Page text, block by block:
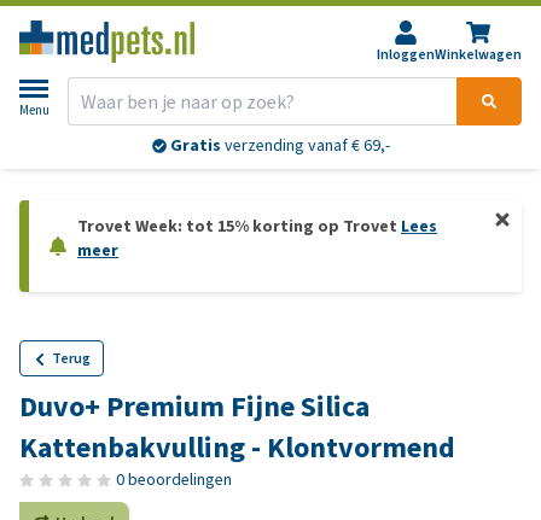
InloggenWinkelwagen
Menu
Gratis verzending vanaf € 69,-
Trovet Week: tot 15% korting op Trovet Lees
meer
Terug
Duvo+ Premium Fijne Silica
Kattenbakvulling - Klontvormend
0 beoordelingen